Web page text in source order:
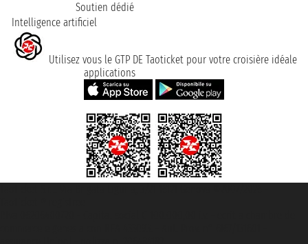
Soutien dédié
Intelligence artificiel
Utilisez vous le GTP DE Taoticket pour votre croisière idéale
applications